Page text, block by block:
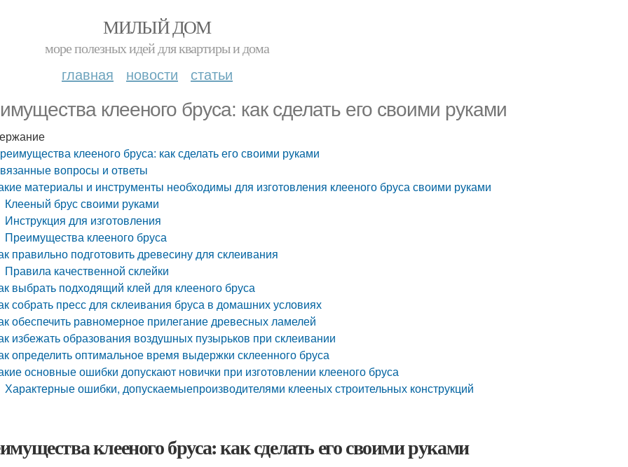
МИЛЫЙ ДОМ
море полезных идей для квартиры и дома
главная новости статьи
клееного бруса: как сделать его своими руками
клееного бруса: как сделать его своими руками
вопросы и ответы
материалы и инструменты необходимы для изготовления клееного бруса своими руками
Клееный брус своими руками
Инструкция для изготовления
Преимущества клееного бруса
правильно подготовить древесину для склеивания
Правила качественной склейки
выбрать подходящий клей для клееного бруса
собрать пресс для склеивания бруса в домашних условиях
обеспечить равномерное прилегание древесных ламелей
избежать образования воздушных пузырьков при склеивании
определить оптимальное время выдержки склеенного бруса
основные ошибки допускают новички при изготовлении клееного бруса
Характерные ошибки, допускаемыепроизводителями клееных строительных конструкций
клееного бруса: как сделать его своими руками